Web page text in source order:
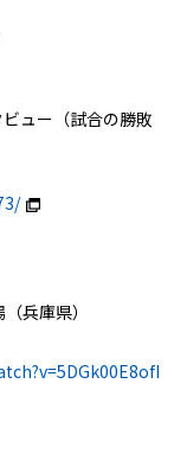
ュー（試合の勝敗
兵庫県）